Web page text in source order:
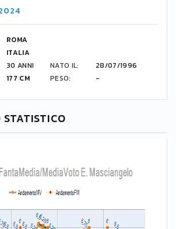
ROMA
ITALIA
30 ANNI NATO IL:
28/07/1996
177 CM PESO: -